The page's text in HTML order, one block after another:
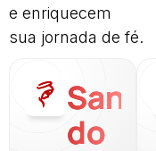
e enriquecem
sua jornada de fé.
Santo
do